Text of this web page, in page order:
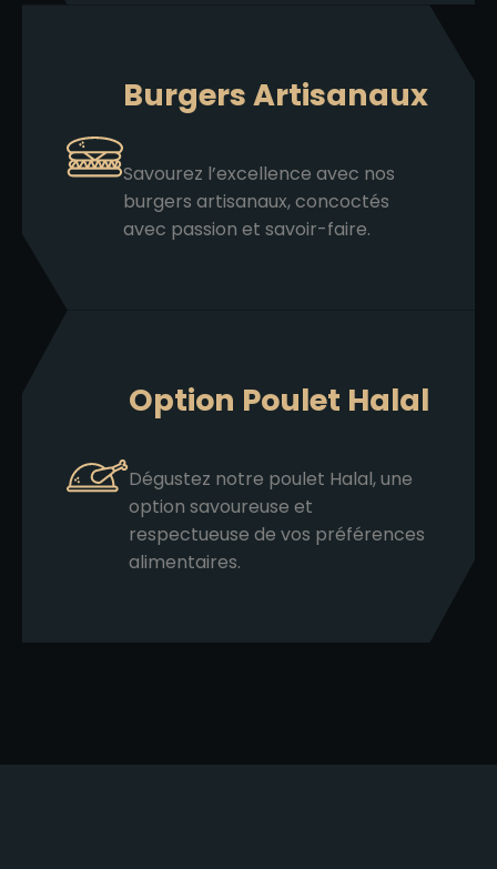
Burgers Artisanaux
Savourez l’excellence avec nos
burgers artisanaux, concoctés
avec passion et savoir-faire.
Option Poulet Halal
Dégustez notre poulet Halal, une
option savoureuse et
respectueuse de vos préférences
alimentaires.